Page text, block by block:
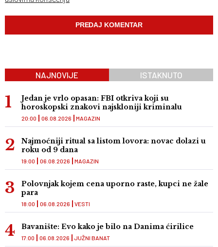
NAJNOVIJE ISTAKNUTO
Jedan je vrlo opasan: FBI otkriva koji su
horoskopski znakovi najskloniji kriminalu
MAGAZIN
20:00 06.08.2026
Najmoćniji ritual sa listom lovora: novac dolazi u
roku od 9 dana
MAGAZIN
19:00 06.08.2026
Polovnjak kojem cena uporno raste, kupci ne žale
para
VESTI
18:00 06.08.2026
Bavanište: Evo kako je bilo na Danima ćirilice
JUŽNI BANAT
17:00 06.08.2026